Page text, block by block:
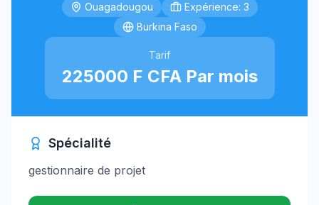
Ouagadougou
Expérience: 3
Burkina Faso
Tarif
225000 F CFA Par mois
Spécialité
gestionnaire de projet